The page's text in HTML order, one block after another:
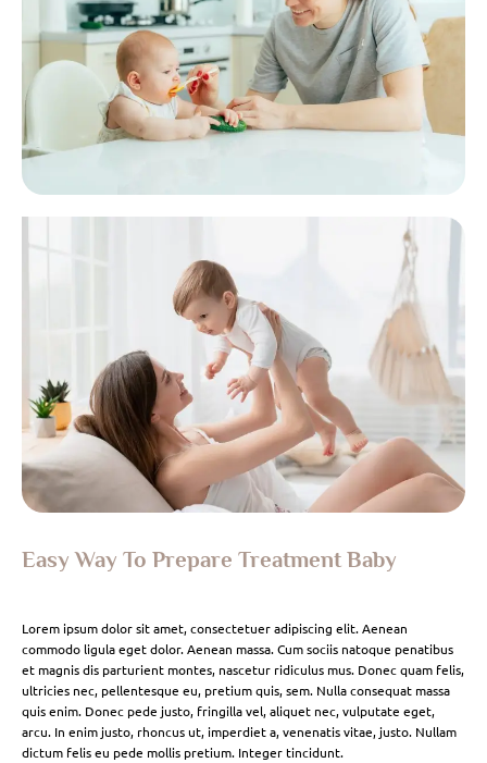
Easy Way To Prepare Treatment Baby
Lorem ipsum dolor sit amet, consectetuer adipiscing elit. Aenean
commodo ligula eget dolor. Aenean massa. Cum sociis natoque penatibus
et magnis dis parturient montes, nascetur ridiculus mus. Donec quam felis,
ultricies nec, pellentesque eu, pretium quis, sem. Nulla consequat massa
quis enim. Donec pede justo, fringilla vel, aliquet nec, vulputate eget,
arcu. In enim justo, rhoncus ut, imperdiet a, venenatis vitae, justo. Nullam
dictum felis eu pede mollis pretium. Integer tincidunt.